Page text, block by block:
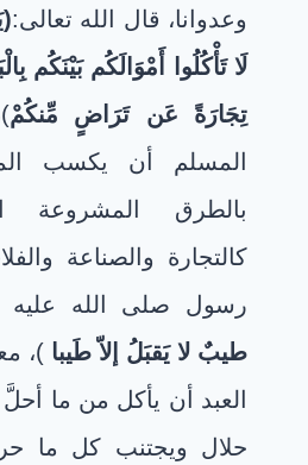
وعدوانا، قال الله تعالى:(
لَا تَأْكُلُوا أَمْوَالَكُم بَيْنَكُم
تِجَارَةً عَن تَرَاضٍ مِّنكُمْ
المسلم أن يكسب
بالطرق المشروعة
كالتجارة والصناعة
رسول صلى الله عليه
طيبٌ لا يَقبَلُ إلاّ طَيبا )،
العبد أن يأكل من ما
حلال ويجتنب كل ما